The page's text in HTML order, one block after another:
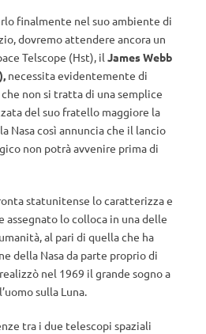
finalmente nel suo ambiente di
dovremo attendere ancora un
Telscope (Hst), il James Webb
necessita evidentemente di
non si tratta di una semplice
del suo fratello maggiore la
Nasa così annuncia che il lancio
non potrà avvenire prima di
statunitense lo caratterizza e
assegnato lo colloca in una delle
al pari di quella che ha
della Nasa da parte proprio di
nel 1969 il grande sogno a
sulla Luna.
tra i due telescopi spaziali